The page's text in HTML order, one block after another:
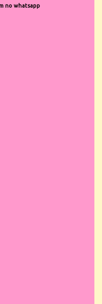
no whatsapp